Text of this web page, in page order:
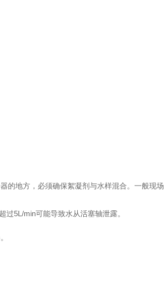
的地方，必须确保絮凝剂与水样混合。一般现
过5L/min可能导致水从活塞轴泄露。